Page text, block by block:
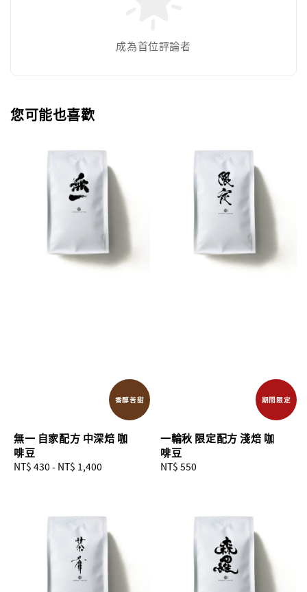
成為首位評論者
您可能也喜歡
香醇苦甜
無一 自家配方 中深焙 咖
啡豆
Regular
NT$ 430 - NT$ 1,400
期間限定
一輪秋 限定配方 淺焙 咖
啡豆
Regular
NT$ 550